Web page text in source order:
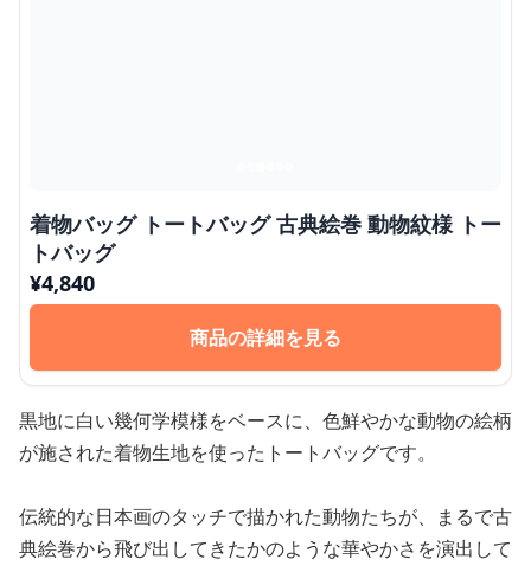
着物バッグ トートバッグ 古典絵巻 動物紋様 トー
トバッグ
¥4,840
商品の詳細を見る
黒地に白い幾何学模様をベースに、色鮮やかな動物の絵柄
が施された着物生地を使ったトートバッグです。
伝統的な日本画のタッチで描かれた動物たちが、まるで古
典絵巻から飛び出してきたかのような華やかさを演出して